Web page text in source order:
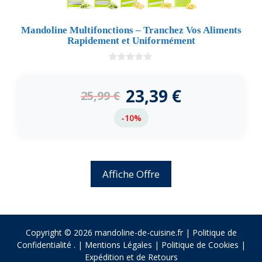
Mandoline Multifonctions – Tranchez Vos Aliments
Rapidement et Uniformément
5
25,99€ 23,39 €
-10%
Affiche Offre
Copyright © 2026 mandoline-de-cuisine.fr | Politique de
Confidentialité . | Mentions Légales | Politique de Cookies |
Expédition et de Retours